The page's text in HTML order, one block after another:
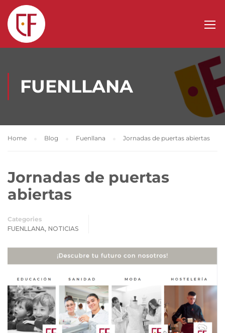
FUENLLANA
Home Blog Fuenllana Jornadas de puertas abiertas
Jornadas de puertas
abiertas
Categories
FUENLLANA, NOTICIAS